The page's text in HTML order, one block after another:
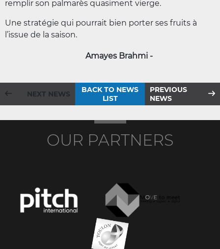
remplir son palmarès quasiment vierge.
Une stratégie qui pourrait bien porter ses fruits à
l’issue de la saison.
Amayes Brahmi -
NEXT NEWS
BACK TO NEWS
LIST
PREVIOUS
NEWS
OUR PARTNERS